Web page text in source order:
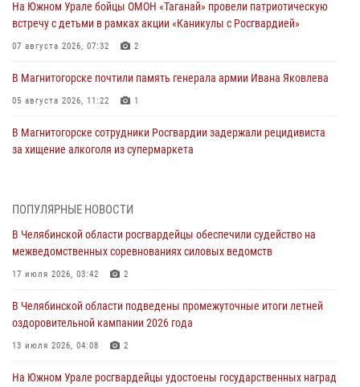
На Южном Урале бойцы ОМОН «Таганай» провели патриотическую
встречу с детьми в рамках акции «Каникулы с Росгвардией»
07 августа 2026, 07:32 2
В Магнитогорске почтили память генерала армии Ивана Яковлева
05 августа 2026, 11:22 1
В Магнитогорске сотрудники Росгвардии задержали рецидивиста
за хищение алкоголя из супермаркета
На Южном Урале спецназ Росгвардии провел военно-полевые
Росгвардейцы задержали трёх магазинных воров в Челябинске
На Южном Урале сотрудники Росгвардии задержали
подозреваемого в совершении убийства
ПОПУЛЯРНЫЕ НОВОСТИ
В Челябинской области росгвардейцы обеспечили судейство на
межведомственных соревнованиях силовых ведомств
17 июля 2026, 03:42 2
В Челябинской области подведены промежуточные итоги летней
оздоровительной кампании 2026 года
13 июля 2026, 04:08 2
На Южном Урале росгвардейцы удостоены государственных наград